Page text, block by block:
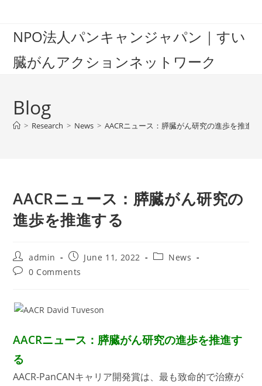
contentNPO法人パンキャンジャパン｜すい
臓がんアクションネットワーク
Blog
> Research > News > AACRニュース：膵臓がん研究の進歩を推進
AACRニュース：膵臓がん研究の
進歩を推進する
Post
author:
admin
Post
published:
June 11, 2022
PostNews
Post0 Comments
AACRニュース：膵臓がん研究の進歩を推進す
る
AACR-PanCANキャリア開発賞は、最も致命的で治療が